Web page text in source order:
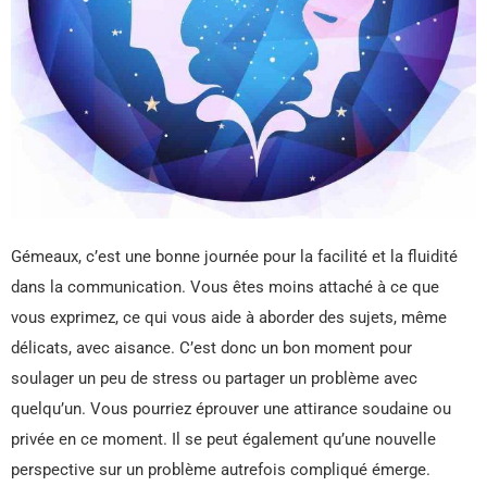
Gémeaux, c’est une bonne journée pour la facilité et la fluidité
dans la communication. Vous êtes moins attaché à ce que
vous exprimez, ce qui vous aide à aborder des sujets, même
délicats, avec aisance. C’est donc un bon moment pour
soulager un peu de stress ou partager un problème avec
quelqu’un. Vous pourriez éprouver une attirance soudaine ou
privée en ce moment. Il se peut également qu’une nouvelle
perspective sur un problème autrefois compliqué émerge.